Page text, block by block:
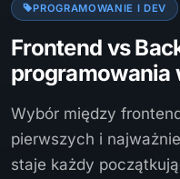
PROGRAMOWANIE I DEV
Frontend vs
programowania
Wybór między
pierwszych i
staje każdy